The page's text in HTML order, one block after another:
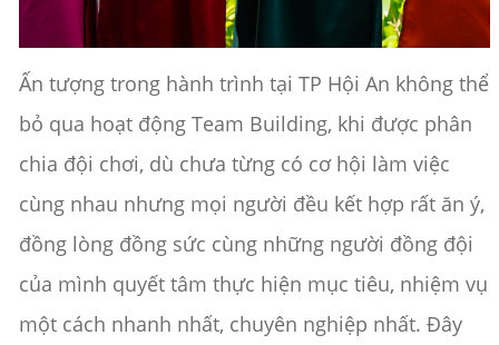
Ấn tượng trong hành trình tại TP Hội An không thể
bỏ qua hoạt động Team Building, khi được phân
chia đội chơi, dù chưa từng có cơ hội làm việc
cùng nhau nhưng mọi người đều kết hợp rất ăn ý,
đồng lòng đồng sức cùng những người đồng đội
của mình quyết tâm thực hiện mục tiêu, nhiệm vụ
một cách nhanh nhất, chuyên nghiệp nhất. Đây